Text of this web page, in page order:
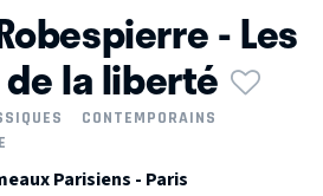
- Les
la liberté
CONTEMPORAINS
Parisiens - Paris